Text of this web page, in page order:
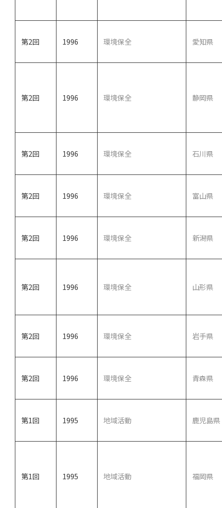
第2回 1996 環境保全 愛知県
第2回 1996 環境保全 静岡県
第2回 1996 環境保全 石川県
第2回 1996 環境保全 富山県
第2回 1996 環境保全 新潟県
第2回 1996 環境保全 山形県
第2回 1996 環境保全 岩手県
第2回 1996 環境保全 青森県
第1回 1995 地域活動 鹿児島県
第1回 1995 地域活動 福岡県